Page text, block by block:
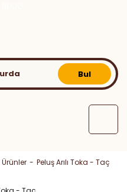
Bul
Peluş Arılı Toka - Taç